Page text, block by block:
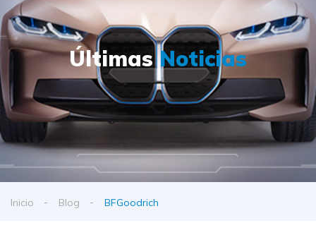
ÚltimasNoticias
Inicio Blog BFGoodrich